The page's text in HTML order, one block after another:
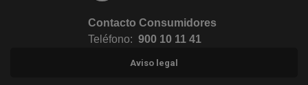
Contacto Consumidores
Teléfono: 900 10 11 41
Aviso legal